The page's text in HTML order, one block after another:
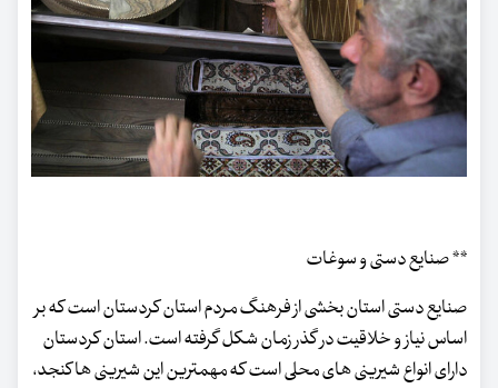
** صنایع دستی و سوغات
صنایع دستی استان بخشی از فرهنگ مردم استان کردستان است که بر
اساس نیاز و خلاقیت در گذر زمان شکل گرفته است. استان کردستان
دارای انواع شیرینی های محلی است که مهمترین این شیرینی ها کنجد،